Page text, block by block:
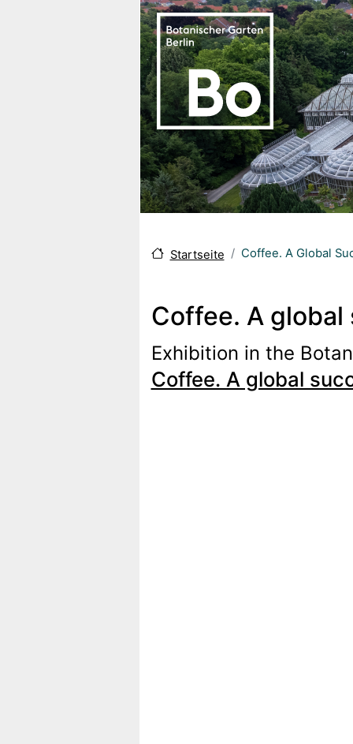
Startseite Coffee. A Global
Coffee. A global
Exhibition in the
Coffee. A global